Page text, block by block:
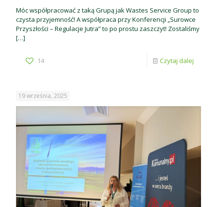
Móc współpracować z taką Grupą jak Wastes Service Group to
czysta przyjemność! A współpraca przy Konferencji „Surowce
Przyszłości – Regulacje Jutra” to po prostu zaszczyt! Zostaliśmy
[…]
14 Czytaj dalej
19 września, 2025